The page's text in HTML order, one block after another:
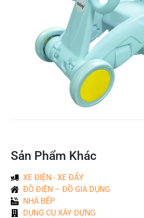
Sản Phẩm Khác
XE ĐIỆN - XE ĐẨY
ĐỒ ĐIỆN – ĐỒ GIA DỤNG
NHÀ BẾP
DỤNG CỤ XÂY DỰNG